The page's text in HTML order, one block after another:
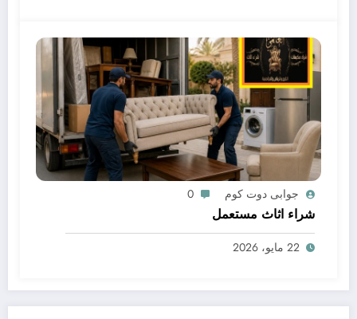
جوابى دوت كوم 0
شراء اثاث مستعمل
22 مايو، 2026